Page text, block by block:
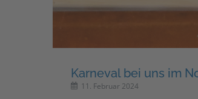
Karneval bei uns im
11. Februar 2024